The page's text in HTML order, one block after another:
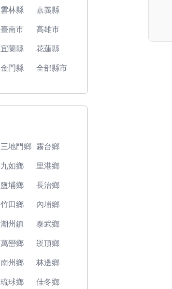
雲林縣 嘉義縣
臺南市 高雄市
宜蘭縣 花蓮縣
金門縣 全部縣市
三地門鄉 霧台鄉
九如鄉 里港鄉
鹽埔鄉 長治鄉
竹田鄉 內埔鄉
潮州鎮 泰武鄉
萬巒鄉 崁頂鄉
南州鄉 林邊鄉
琉球鄉 佳冬鄉